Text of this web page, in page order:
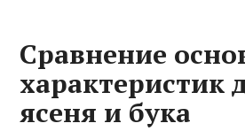
Сравнение
характеристик
ясеня и бука